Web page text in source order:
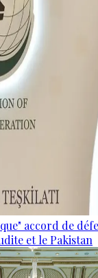
accord de
et le Pakistan